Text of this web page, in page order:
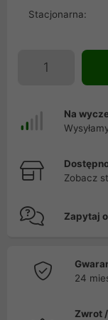
Stacjonarna:
Na
Zobacz
Zapytaj
24
Zwrot